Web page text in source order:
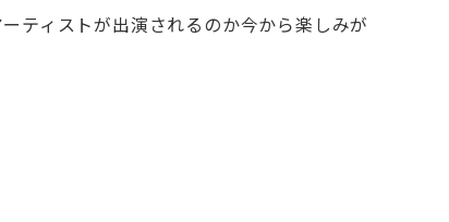
ティストが出演されるのか今から楽しみが